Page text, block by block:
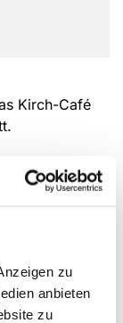
zu
anbieten
zu
Kirch-Café